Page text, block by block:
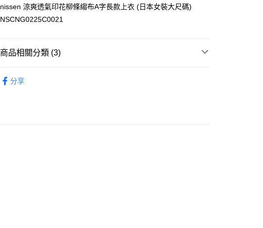
AlipayHK
PayMe
nissen 涼爽透氣印花柳條縐布A字長款上衣 (日本女裝大尺碼)
NSCNG0225C0021
商品相關分類 (3)
分享